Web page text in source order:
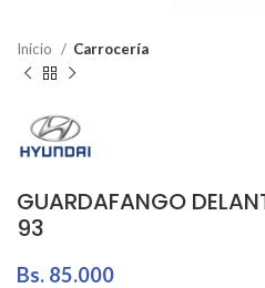
Inicio Carrocería
GUARDAFANGO
93
Bs. 85.000